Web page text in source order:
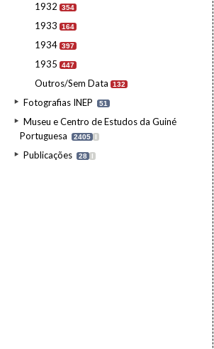
1932 354
1933 164
1934 397
1935 447
Outros/Sem Data 132
Fotografias INEP 51
Museu e Centro de Estudos da Guiné
Portuguesa
2405 I
Publicações 28 I